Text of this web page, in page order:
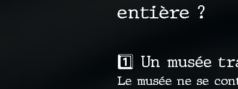
entière ?
1️⃣ Un musée
Le musée ne se